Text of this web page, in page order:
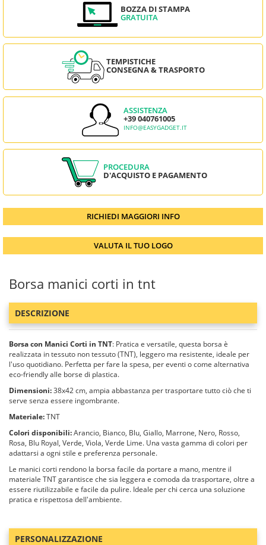
BOZZA DI STAMPA
GRATUITA
TEMPISTICHE
CONSEGNA & TRASPORTO
ASSISTENZA
+39 040761005
INFO@EASYGADGET.IT
PROCEDURA
D'ACQUISTO E PAGAMENTO
RICHIEDI MAGGIORI INFO
VALUTA IL TUO LOGO
Borsa manici corti in tnt
DESCRIZIONE
Borsa con Manici Corti in TNT: Pratica e versatile, questa borsa è
realizzata in tessuto non tessuto (TNT), leggero ma resistente, ideale per
l'uso quotidiano. Perfetta per fare la spesa, per eventi o come alternativa
eco-friendly alle borse di plastica.
Dimensioni:38x42 cm, ampia abbastanza per trasportare tutto ciò che ti
serve senza essere ingombrante.
Materiale:TNT
Colori disponibili:Arancio, Bianco, Blu, Giallo, Marrone, Nero, Rosso,
Rosa, Blu Royal, Verde, Viola, Verde Lime. Una vasta gamma di colori per
adattarsi a ogni stile e preferenza personale.
Le manici corti rendono la borsa facile da portare a mano, mentre il
materiale TNT garantisce che sia leggera e comoda da trasportare, oltre a
essere riutilizzabile e facile da pulire. Ideale per chi cerca una soluzione
pratica e rispettosa dell'ambiente.
PERSONALIZZAZIONE